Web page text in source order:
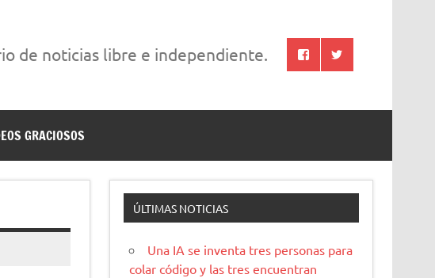
de noticias libre e independiente.
GRACIOSOS
ÚLTIMAS NOTICIAS
Una IA se inventa tres personas para
colar código y las tres encuentran